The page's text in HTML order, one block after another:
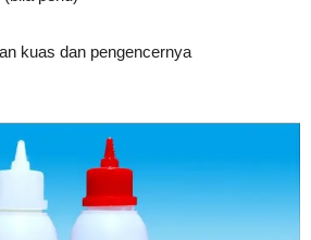
kuas dan pengencernya